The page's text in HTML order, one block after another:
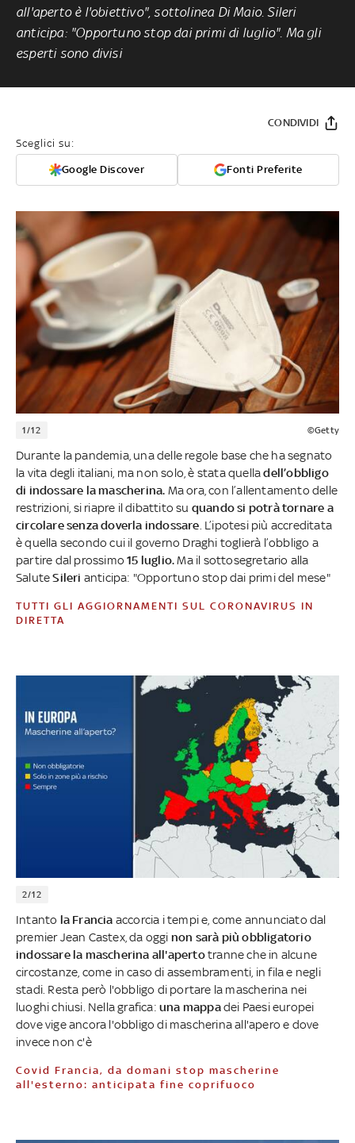
all'aperto è l'obiettivo", sottolinea Di Maio. Sileri
anticipa: "Opportuno stop dai primi di luglio". Ma gli
esperti sono divisi
Sceglici su:
Google Discover Fonti Preferite
CONDIVIDI
1/12 ©Getty
Durante la pandemia, una delle regole base che ha segnato
la vita degli italiani, ma non solo, è stata quelladell’obbligo
di indossare la mascherina. Ma ora, con l’allentamento delle
restrizioni, si riapre il dibattito su quando si potrà tornare a
circolare senza doverla indossare . L’ipotesi più accreditata
è quella secondo cui il governo Draghi toglierà l’obbligo a
partire dal prossimo15 luglio.Ma il sottosegretario alla
SaluteSileri anticipa: "Opportuno stop dai primi del mese"
TUTTI GLI AGGIORNAMENTI SUL CORONAVIRUS IN
DIRETTA
2/12
Intanto la Francia accorcia i tempi e, come annunciato dal
premier Jean Castex, da oggi non sarà più obbligatorio
indossare la mascherina all'apertotranne che in alcune
circostanze, come in caso di assembramenti, in fila e negli
stadi. Resta però l'obbligo di portare la mascherina nei
luoghi chiusi. Nella grafica: una mappadei Paesi europei
dove vige ancora l'obbligo di mascherina all'apero e dove
invece non c'è
Covid Francia, da domani stop mascherine
all'esterno: anticipata fine coprifuoco